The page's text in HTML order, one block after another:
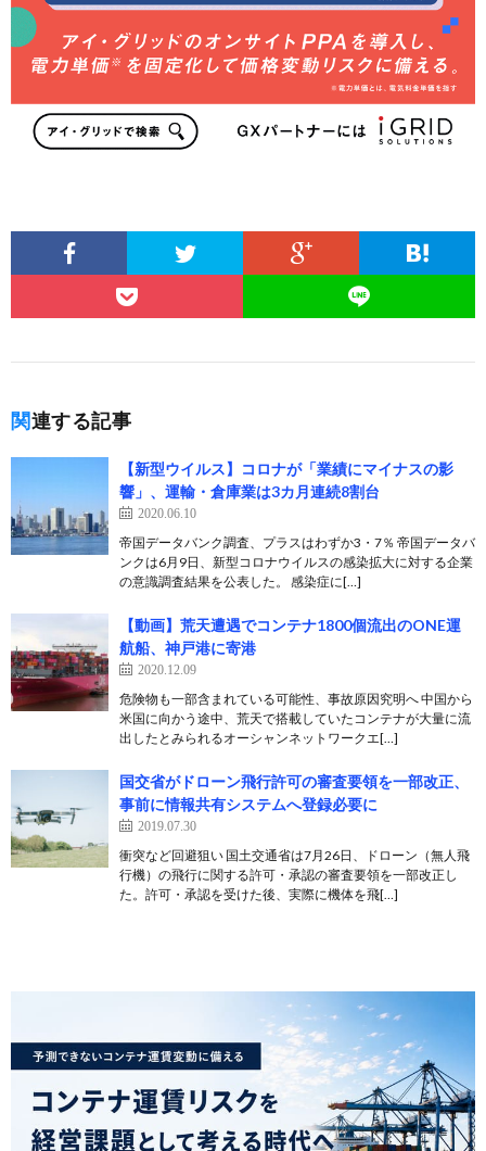
関連する記事
【新型ウイルス】コロナが「業績にマイナスの影
響」、運輸・倉庫業は3カ月連続8割台
2020.06.10
帝国データバンク調査、プラスはわずか3・7％ 帝国データバ
ンクは6月9日、新型コロナウイルスの感染拡大に対する企業
の意識調査結果を公表した。 感染症に[…]
【動画】荒天遭遇でコンテナ1800個流出のONE運
航船、神戸港に寄港
2020.12.09
危険物も一部含まれている可能性、事故原因究明へ 中国から
米国に向かう途中、荒天で搭載していたコンテナが大量に流
出したとみられるオーシャンネットワークエ[…]
国交省がドローン飛行許可の審査要領を一部改正、
事前に情報共有システムへ登録必要に
2019.07.30
衝突など回避狙い 国土交通省は7月26日、ドローン（無人飛
行機）の飛行に関する許可・承認の審査要領を一部改正し
た。許可・承認を受けた後、実際に機体を飛[…]